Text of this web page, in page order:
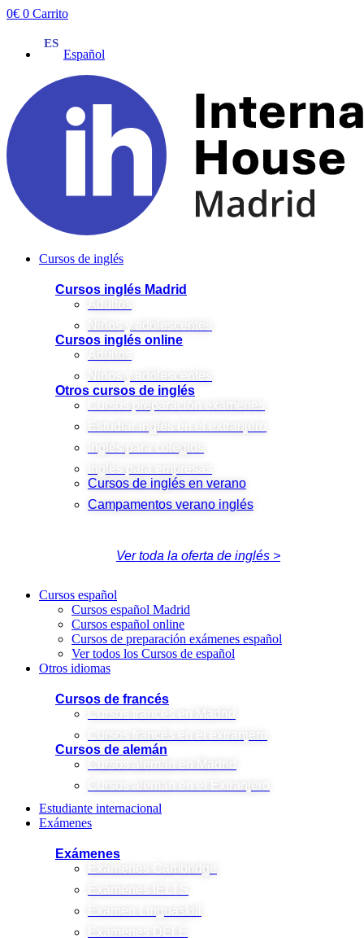
Ir
contenido
0€ 0 Carrito
Español
Cursos de inglés
Cursos inglés Madrid
Adultos
Niños y adolescentes
Cursos inglés online
Adultos
Niños y adolescentes
Otros cursos de inglés
Cursos preparación exámenes
Estudiar inglés en el extranjero
Inglés para colegios
Inglés para empresas
Cursos de inglés en verano
Campamentos verano inglés
Ver toda la oferta de inglés >
Cursos español
Cursos español Madrid
Cursos español online
Cursos de preparación exámenes español
Ver todos los Cursos de español
Otros idiomas
Cursos de francés
Cursos francés en Madrid
Cursos de alemán
Cursos alemán en Madrid
Cursos alemán en el Extranjero
Estudiante internacional
Exámenes
Exámenes
Exámenes Cambridge
Exámenes IELTS
Examen Linguaskill
Exámenes DELE